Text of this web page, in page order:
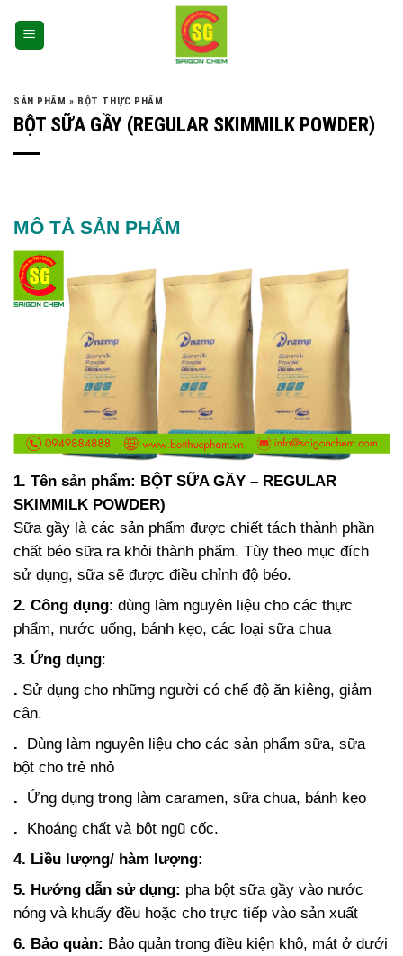
SẢN PHẨM » BỘT THỰC PHẨM
BỘT SỮA GẦY (REGULAR SKIMMILK POWDER)
MÔ TẢ SẢN PHẨM
1. Tên sản phẩm: BỘT SỮA GẦY – REGULAR
SKIMMILK POWDER)
Sữa gầy là các sản phẩm được chiết tách thành phần
chất béo sữa ra khỏi thành phẩm. Tùy theo mục đích
sử dụng, sữa sẽ được điều chỉnh độ béo.
2. Công dụng: dùng làm nguyên liệu cho các thực
phẩm, nước uống, bánh kẹo, các loại sữa chua
3. Ứng dụng:
. Sử dụng cho những người có chế độ ăn kiêng, giảm
cân.
. Dùng làm nguyên liệu cho các sản phẩm sữa, sữa
bột cho trẻ nhỏ
. Ứng dụng trong làm caramen, sữa chua, bánh kẹo
. Khoáng chất và bột ngũ cốc.
4. Liều lượng/ hàm lượng:
5. Hướng dẫn sử dụng: pha bột sữa gầy vào nước
nóng và khuấy đều hoặc cho trực tiếp vào sản xuất
6. Bảo quản: Bảo quản trong điều kiện khô, mát ở dưới